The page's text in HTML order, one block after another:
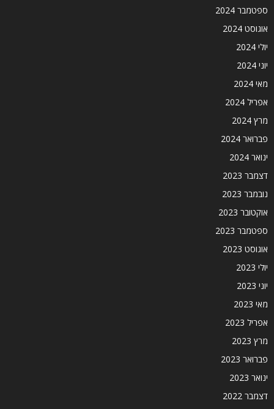
ספטמבר 2024
אוגוסט 2024
יולי 2024
יוני 2024
מאי 2024
אפריל 2024
מרץ 2024
פברואר 2024
ינואר 2024
דצמבר 2023
נובמבר 2023
אוקטובר 2023
ספטמבר 2023
אוגוסט 2023
יולי 2023
יוני 2023
מאי 2023
אפריל 2023
מרץ 2023
פברואר 2023
ינואר 2023
דצמבר 2022